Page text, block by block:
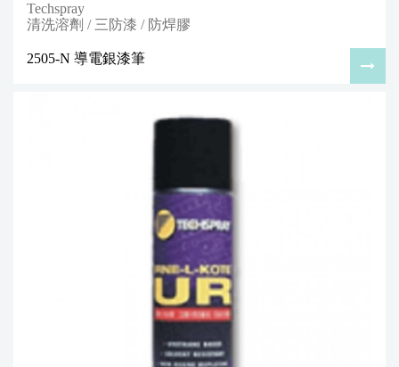
Techspray
清洗溶劑 / 三防漆 / 防焊膠
2505-N 導電銀漆筆